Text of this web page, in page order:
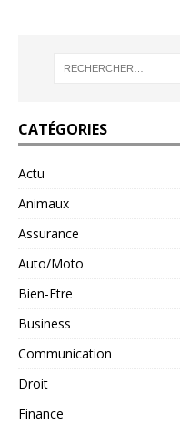
CATÉGORIES
Actu
Animaux
Assurance
Auto/Moto
Bien-Etre
Business
Communication
Droit
Finance